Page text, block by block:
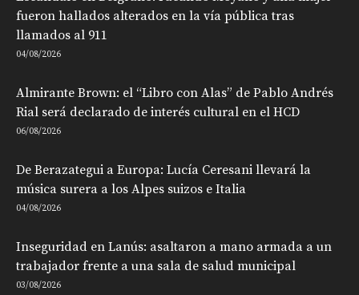
fueron hallados alterados en la vía pública tras
llamados al 911
04/08/2026
Almirante Brown: el “Libro con Alas” de Pablo Andrés
Rial será declarado de interés cultural en el HCD
06/08/2026
De Berazategui a Europa: Lucía Ceresani llevará la
música surera a los Alpes suizos e Italia
04/08/2026
Inseguridad en Lanús: asaltaron a mano armada a un
trabajador frente a una sala de salud municipal
03/08/2026